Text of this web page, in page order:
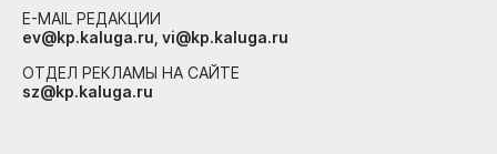
E-MAIL РЕДАКЦИИ
ev@kp.kaluga.ru, vi@kp.kaluga.ru
ОТДЕЛ РЕКЛАМЫ НА САЙТЕ
sz@kp.kaluga.ru